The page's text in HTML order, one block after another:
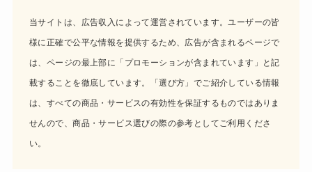
当サイトは、広告収入によって運営されています。ユーザーの皆
様に正確で公平な情報を提供するため、広告が含まれるページで
は、ページの最上部に「プロモーションが含まれています」と記
載することを徹底しています。「選び方」でご紹介している情報
は、すべての商品・サービスの有効性を保証するものではありま
せんので、商品・サービス選びの際の参考としてご利用くださ
い。